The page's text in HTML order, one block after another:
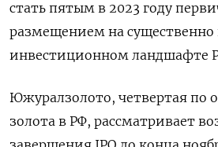
стать пятым в 2023 году
размещением на
инвестиционном ландшафте
Южуралзолото, четвертая по
золота в РФ, рассматривает